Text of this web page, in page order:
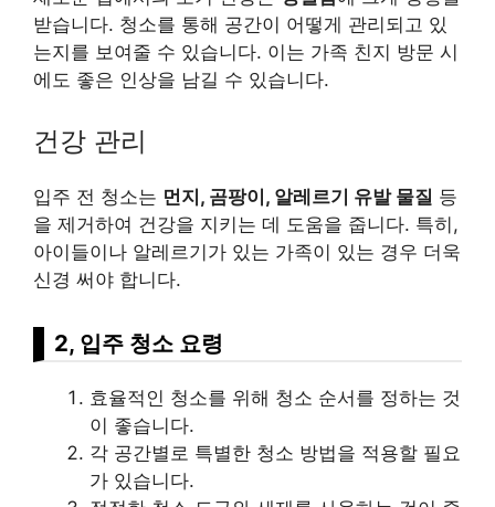
받습니다. 청소를 통해 공간이 어떻게 관리되고 있
는지를 보여줄 수 있습니다. 이는 가족 친지 방문 시
에도 좋은 인상을 남길 수 있습니다.
건강 관리
입주 전 청소는 먼지, 곰팡이, 알레르기 유발 물질 등
을 제거하여 건강을 지키는 데 도움을 줍니다. 특히,
아이들이나 알레르기가 있는 가족이 있는 경우 더욱
신경 써야 합니다.
2, 입주 청소 요령
효율적인 청소를 위해 청소 순서를 정하는 것
이 좋습니다.
각 공간별로 특별한 청소 방법을 적용할 필요
가 있습니다.